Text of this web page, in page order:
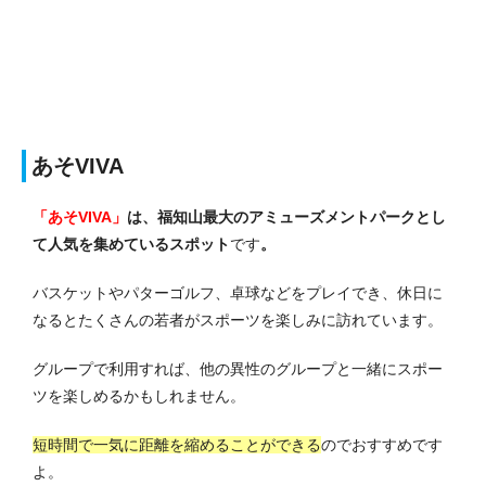
あそVIVA
「あそVIVA」 は、福知山最大のアミューズメントパークとし
て人気を集めているスポットです。
バスケットやパターゴルフ、卓球などをプレイでき、休日に
なるとたくさんの若者がスポーツを楽しみに訪れています。
グループで利用すれば、他の異性のグループと一緒にスポー
ツを楽しめるかもしれません。
短時間で一気に距離を縮めることができるのでおすすめです
よ。